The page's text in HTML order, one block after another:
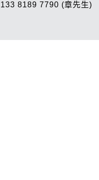
133 8189 7790 (章先生)